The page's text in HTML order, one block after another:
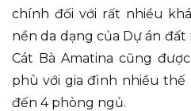
chính đối với rất nhiều
nền da dạng của Dự án
Cát Bà Amatina cũng
phù với gia đình nhiều thế
đến 4 phòng ngủ.